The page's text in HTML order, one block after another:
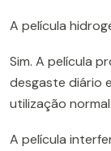
A película
Sim. A película
desgaste diário
utilização normal.
A película